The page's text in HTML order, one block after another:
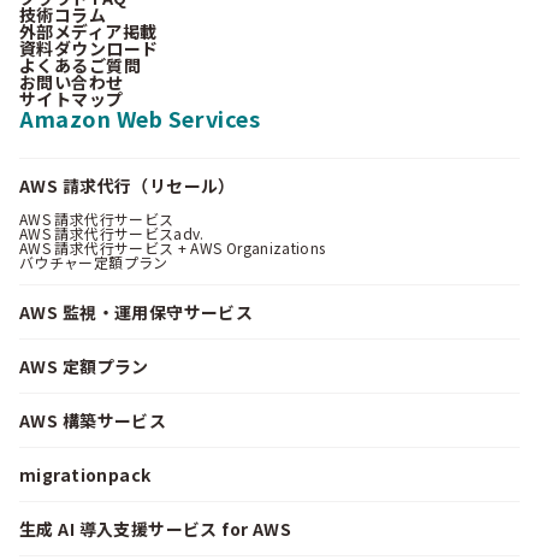
技術コラム
外部メディア掲載
資料ダウンロード
よくあるご質問
お問い合わせ
サイトマップ
Amazon Web Services
AWS 請求代行（リセール）
AWS 請求代行サービス
AWS 請求代行サービスadv.
AWS 請求代行サービス + AWS Organizations
バウチャー定額プラン
AWS 監視・運用保守サービス
AWS 定額プラン
AWS 構築サービス
migrationpack
生成 AI 導入支援サービス for AWS